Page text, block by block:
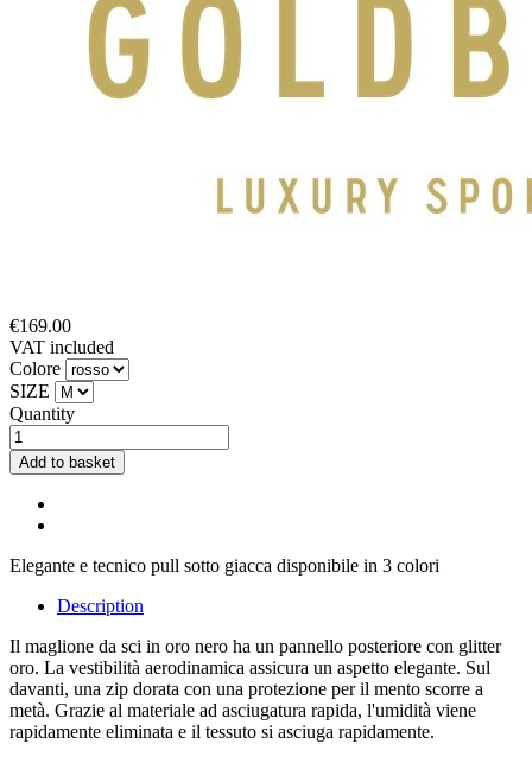
€169.00
VAT included
Colore
SIZE
Quantity
Add to basket
Elegante e tecnico pull sotto giacca disponibile in 3 colori
Description
Il maglione da sci in oro nero ha un pannello posteriore con glitter
oro. La vestibilità aerodinamica assicura un aspetto elegante. Sul
davanti, una zip dorata con una protezione per il mento scorre a
metà. Grazie al materiale ad asciugatura rapida, l'umidità viene
rapidamente eliminata e il tessuto si asciuga rapidamente.